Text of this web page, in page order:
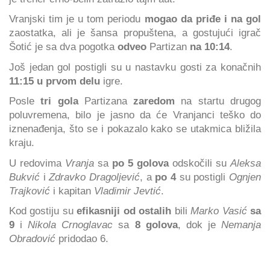
Vranjski tim je u tom periodu mogao da priđe i na gol
zaostatka, ali je šansa propuštena, a gostujući igrač
Šotić je sa dva pogotka odveo Partizan na 10:14.
Još jedan gol postigli su u nastavku gosti za konačnih
11:15 u prvom delu igre.
Posletri golaPartizanazaredom na startu drugog
poluvremena, bilo je jasno da će Vranjanci teško do
iznenađenja, što se i pokazalo kako se utakmica bližila
kraju.
U redovima Vranja sa po 5 golovaodskočili su Aleksa
Bukvić iZdravko Dragoljević, a po 4 su postigli Ognjen
Trajković i kapitan Vladimir Jevtić.
Kod gostiju suefikasniji od ostalih biliMarko Vasić sa
9 iNikola Crnoglavac sa 8 golova, dok jeNemanja
Obradović pridodao 6.